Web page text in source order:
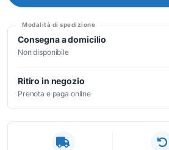
Modalità di spedizione
Consegna a domicilio
Non disponibile
Ritiro in negozio
Prenota e paga online